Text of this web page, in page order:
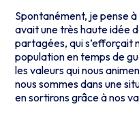
Spontanément, je pense à
avait une très haute idée
partagées, qui s’efforçait
population en temps de
les valeurs qui nous
nous sommes dans une
en sortirons grâce à nos